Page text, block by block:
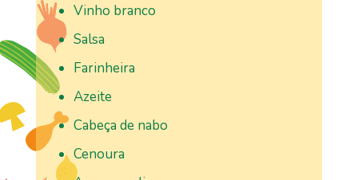
Vinho branco
Salsa
Farinheira
Azeite
Cabeça de nabo
Cenoura